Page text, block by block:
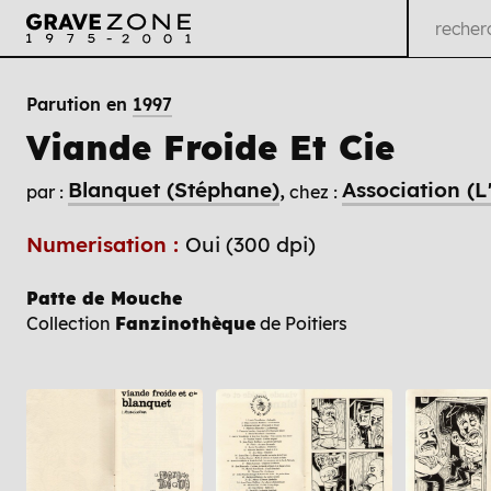
Parution en 1997
Viande Froide Et Cie
par : Blanquet (Stéphane) chez : Association
Numerisation : Oui (300 dpi)
Patte de Mouche
Collection Fanzinothèque de Poitiers